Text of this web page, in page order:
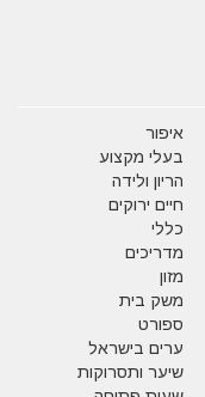
איפור
בעלי מקצוע
הריון ולידה
חיים ירוקים
כללי
מדריכים
מזון
משק בית
ספורט
ערים בישראל
שיער ותסרוקות